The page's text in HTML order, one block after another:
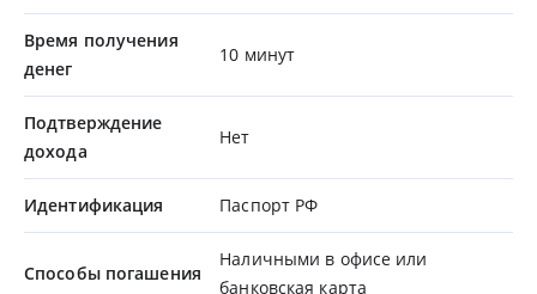
Время получения
денег
10 минут
Подтверждение
дохода
Нет
Идентификация Паспорт РФ
Способы погашения
Наличными в офисе или
банковская карта